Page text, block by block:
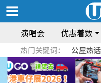
演唱会 优惠着数
热门关键词： 公屋热话